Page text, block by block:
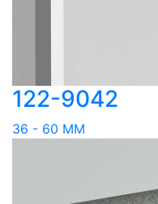
122-9042
36 - 60 MM